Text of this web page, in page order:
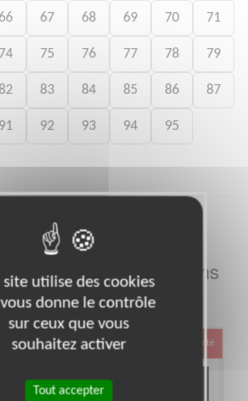
66 67 68 69 70 71
74 75 76 77 78 79
83 84 85 86 87
91 92 93 94 95
bénévoles dans le
Territoire de Belfort
dans
Santé
site utilise des cookies
donne le contrôle
sur ceux que vous
souhaitez activer
Tout accepter